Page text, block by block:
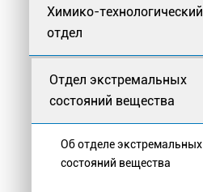
Химико-технологический
отдел
Отдел экстремальных
состояний вещества
Об отделе экстремальных
состояний вещества